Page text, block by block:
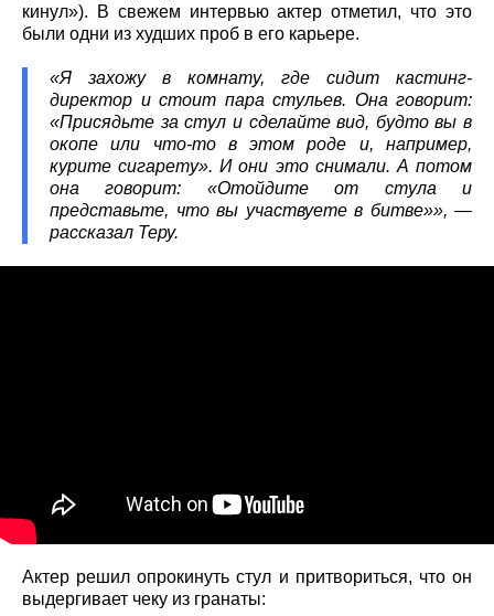
кинул»). В свежем интервью актер отметил, что это
были одни из худших проб в его карьере.
«Я захожу в комнату, где сидит кастинг-
директор и стоит пара стульев. Она говорит:
«Присядьте за стул и сделайте вид, будто вы в
окопе или что-то в этом роде и, например,
курите сигарету». И они это снимали. А потом
она говорит: «Отойдите от стула и
представьте, что вы участвуете в битве»», —
рассказал Теру.
Актер решил опрокинуть стул и притвориться, что он
выдергивает чеку из гранаты: